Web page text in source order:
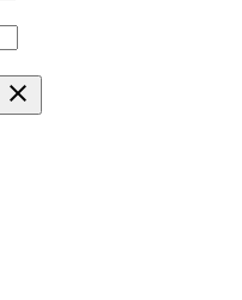
clear